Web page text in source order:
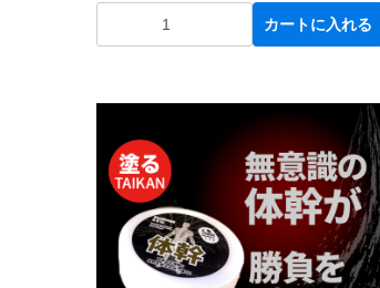
カートに入れる